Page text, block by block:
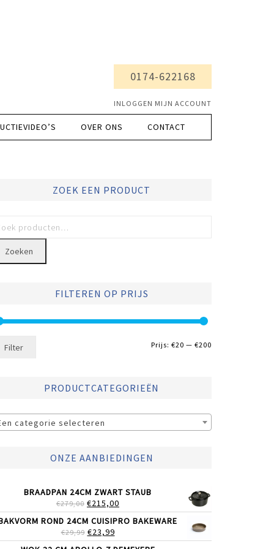
0174-622168
INLOGGEN MIJN ACCOUNT
OVER ONS CONTACT
ZOEK EEN PRODUCT
Zoeken
FILTEREN OP PRIJS
Filter Prijs: €20 — €200
PRODUCTCATEGORIEËN
categorie selecteren
ONZE AANBIEDINGEN
BRAADPAN 24CM ZWART STAUB
€279,00 OORSPRONKELIJKE
PRIJS
WAS:
€279,00.
€215,00
PRIJS
IS:
ROND 24CM CUISIPRO BAKEWARE
€29,99 OORSPRONKELIJKE
PRIJS
€23,99HUIDIGE
PRIJS